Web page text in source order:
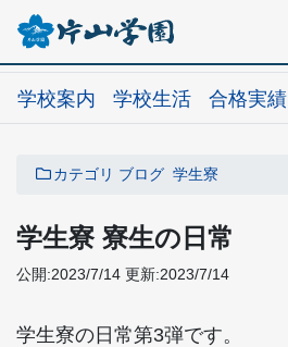
学校案内 学校生活 合格実績
カテゴリ ブログ 学生寮
学生寮 寮生の日常
公開:2023/7/14 更新:2023/7/14
学生寮の日常第3弾です。